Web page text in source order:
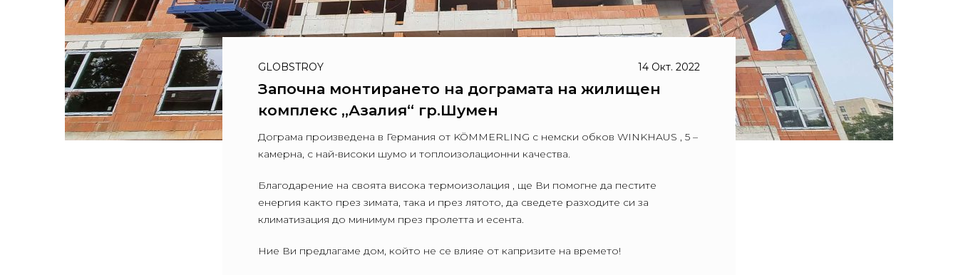
GLOBSTROY 14 Окт. 2022
Започна монтирането на дограмата на жилищен
комплекс „Азалия“ гр.Шумен
Дограма произведена в Германия от KÖMMERLING с немски обков WINKHAUS , 5 –
камерна, с най-високи шумо и топлоизолационни качества.
Благодарение на своята висока термоизолация , ще Ви помогне да пестите
енергия както през зимата, така и през лятото, да сведете разходите си за
климатизация до минимум през пролетта и есента.
Ние Ви предлагаме дом, който не се влияе от капризите на времето!